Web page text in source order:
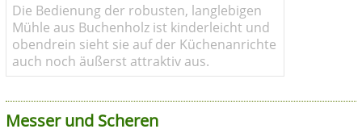
Die Bedienung der robusten, langlebigen
Mühle aus Buchenholz ist kinderleicht und
obendrein sieht sie auf der Küchenanrichte
auch noch äußerst attraktiv aus.
Messer und Scheren